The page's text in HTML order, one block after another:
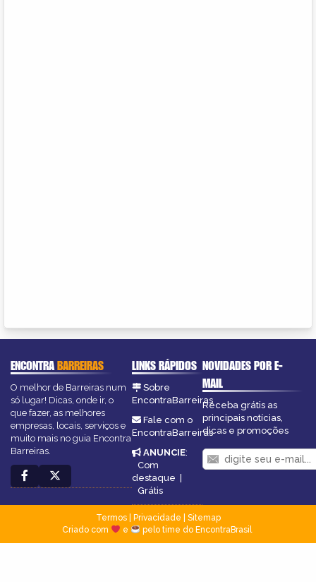
ENCONTRABARREIRAS
O melhor de Barreiras num
só lugar! Dicas, onde ir, o
que fazer, as melhores
empresas, locais, serviços e
muito mais no guia Encontra
Barreiras.
LINKS RÁPIDOS
Sobre
EncontraBarreiras
Fale com o
EncontraBarreiras
ANUNCIE:
Com
destaque
Grátis
NOVIDADES POR E-
MAIL
Receba grátis as
principais notícias,
dicas e promoções
Termos| Privacidade
Sitemap
Criado com
e pelo time do EncontraBrasil